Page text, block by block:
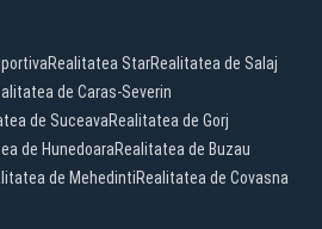
Realitatea StarRealitatea de Salaj
de Caras-Severin
de SuceavaRealitatea de Gorj
de HunedoaraRealitatea de Buzau
de MehedintiRealitatea de Covasna